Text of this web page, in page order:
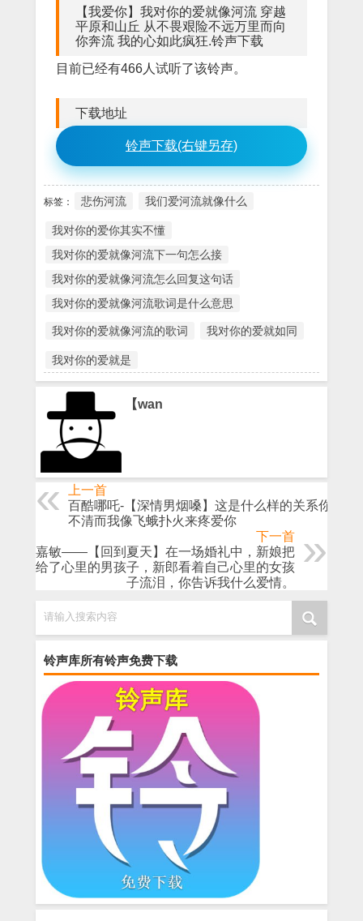
【我爱你】我对你的爱就像河流 穿越
平原和山丘 从不畏艰险不远万里而向
你奔流 我的心如此疯狂.铃声下载
目前已经有466人试听了该铃声。
下载地址
铃声下载(右键另存)
标签： 悲伤河流 我们爱河流就像什么
我对你的爱你其实不懂
我对你的爱就像河流下一句怎么接
我对你的爱就像河流怎么回复这句话
我对你的爱就像河流歌词是什么意思
我对你的爱就像河流的歌词 我对你的爱就如同
我对你的爱就是
【wan
上一首
百酷哪吒-【深情男烟嗓】这是什么样的关系你总摸
不清而我像飞蛾扑火来疼爱你
下一首
小小嘉敏——【回到夏天】在一场婚礼中，新娘把
花扔给了心里的男孩子，新郎看着自己心里的女孩
子流泪，你告诉我什么爱情。
请输入搜索内容
铃声库所有铃声免费下载